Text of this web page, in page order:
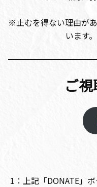
※止むを得ない理由が
います
ご
1：上記「DONATE」